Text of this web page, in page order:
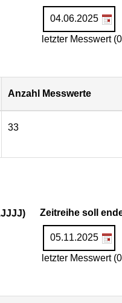
letzter Messwert
Anzahl Messwerte
33
Zeitreihe soll
letzter Messwert